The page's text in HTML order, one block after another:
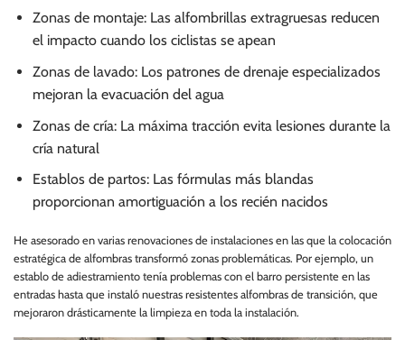
Zonas de montaje: Las alfombrillas extragruesas reducen
el impacto cuando los ciclistas se apean
Zonas de lavado: Los patrones de drenaje especializados
mejoran la evacuación del agua
Zonas de cría: La máxima tracción evita lesiones durante la
cría natural
Establos de partos: Las fórmulas más blandas
proporcionan amortiguación a los recién nacidos
He asesorado en varias renovaciones de instalaciones en las que la colocación
estratégica de alfombras transformó zonas problemáticas. Por ejemplo, un
establo de adiestramiento tenía problemas con el barro persistente en las
entradas hasta que instaló nuestras resistentes alfombras de transición, que
mejoraron drásticamente la limpieza en toda la instalación.